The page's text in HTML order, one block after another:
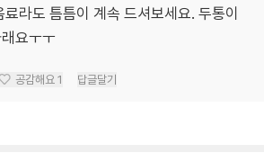
라도 틈틈이 계속 드셔보세요. 두통이
요ㅜㅜ
공감해요 1 답글달기